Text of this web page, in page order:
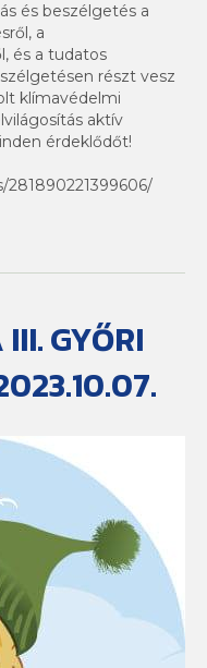
és beszélgetés a
a
és a tudatos
részt vesz
klímavédelmi
aktív
érdeklődőt!
GYŐRI